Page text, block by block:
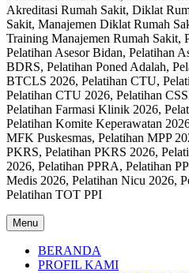
Akreditasi Rumah Sakit, Diklat
Sakit, Manajemen Diklat Rumah
Training Manajemen Rumah Sakit,
Pelatihan Asesor Bidan, Pelatihan
BDRS, Pelatihan Poned Adalah,
BTCLS 2026, Pelatihan CTU,
Pelatihan CTU 2026, Pelatihan
Pelatihan Farmasi Klinik 2026,
Pelatihan Komite Keperawatan
MFK Puskesmas, Pelatihan MPP
PKRS, Pelatihan PKRS 2026,
2026, Pelatihan PPRA, Pelatihan
Medis 2026, Pelatihan Nicu 2026,
Pelatihan TOT PPI
Menu
BERANDA
PROFIL KAMI